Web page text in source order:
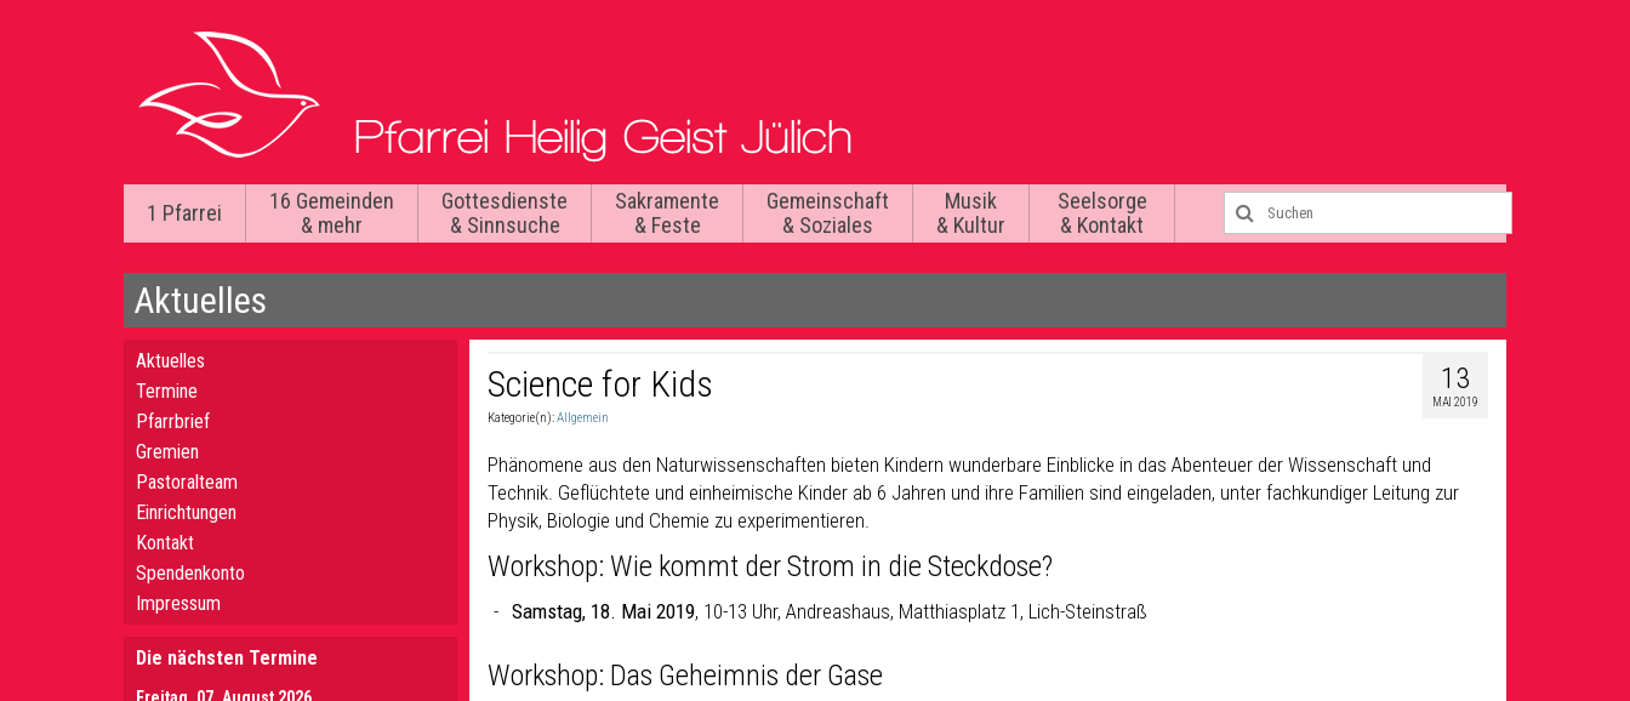
1 Pfarrei
16 Gemeinden
& mehr
Gottesdienste
& Sinnsuche
Sakramente
& Feste
Gemeinschaft
& Soziales
Musik
& Kultur
Seelsorge
& Kontakt
Aktuelles
13
MAI 2019
Science for Kids
Kategorie(n):Allgemein
Phänomene aus den Naturwissenschaften bieten Kindern wunderbare Einblicke in das Abenteuer der Wissenschaft und
Technik. Geflüchtete und einheimische Kinder ab 6 Jahren und ihre Familien sind eingeladen, unter fachkundiger Leitung zur
Physik, Biologie und Chemie zu experimentieren.
Workshop: Wie kommt der Strom in die Steckdose?
Samstag, 18. Mai 2019, 10-13 Uhr, Andreashaus, Matthiasplatz 1, Lich-Steinstraß
Workshop: Das Geheimnis der Gase
Aktuelles
Termine
Pfarrbrief
Gremien
Pastoralteam
Einrichtungen
Kontakt
Spendenkonto
Impressum
Die nächsten Termine